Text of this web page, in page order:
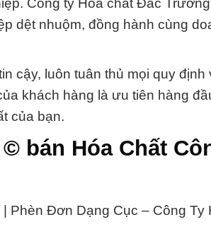
Công ty Hóa chất Đắc
dệt nhuộm, đồng hành cùng
cậy, luôn tuân thủ mọi quy
khách hàng là ưu tiên hàng
của bạn.
bán Hóa Chất
Phèn Đơn Dạng Cục – Công